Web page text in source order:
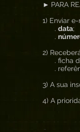
► PARA
1) Enviar
. data;
.
2)
. ficha
.
3) A sua
4) A